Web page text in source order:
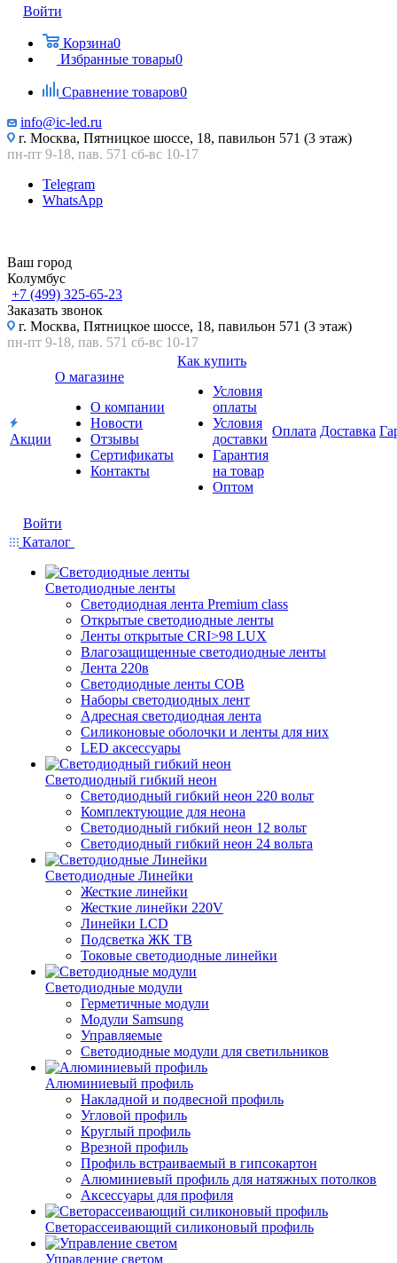
Войти
Корзина0
Избранные товары0
Сравнение товаров0
info@ic-led.ru
г. Москва, Пятницкое шоссе, 18, павильон 571 (3 этаж)
пн-пт 9-18, пав. 571 сб-вс 10-17
Telegram
WhatsApp
Ваш город
Колумбус
+7 (499) 325-65-23
Заказать звонок
г. Москва, Пятницкое шоссе, 18, павильон 571 (3 этаж)
пн-пт 9-18, пав. 571 сб-вс 10-17
Акции
О магазине
О компании
Новости
Отзывы
Сертификаты
Контакты
Как купить
Условия
оплаты
Условия
доставки
Гарантия
на товар
Оптом
Оплата Доставка
Войти
Каталог
Светодиодные ленты
Светодиодная лента Premium class
Открытые светодиодные ленты
Ленты открытые CRI>98 LUX
Влагозащищенные светодиодные ленты
Лента 220в
Светодиодные ленты COB
Наборы светодиодных лент
Адресная светодиодная лента
Силиконовые оболочки и ленты для них
LED аксессуары
Светодиодный гибкий неон
Светодиодный гибкий неон 220 вольт
Комплектующие для неона
Светодиодный гибкий неон 12 вольт
Светодиодный гибкий неон 24 вольта
Светодиодные Линейки
Жесткие линейки
Жесткие линейки 220V
Линейки LCD
Подсветка ЖК ТВ
Токовые светодиодные линейки
Светодиодные модули
Герметичные модули
Модули Samsung
Управляемые
Светодиодные модули для светильников
Алюминиевый профиль
Накладной и подвесной профиль
Угловой профиль
Круглый профиль
Врезной профиль
Профиль встраиваемый в гипсокартон
Алюминиевый профиль для натяжных потолков
Аксессуары для профиля
Светорассеивающий силиконовый профиль
Управление светом